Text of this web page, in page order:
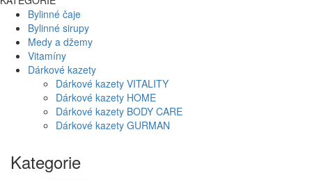
Bylinné čaje
Bylinné sirupy
Medy a džemy
Vitamíny
Dárkové kazety
Dárkové kazety VITALITY
Dárkové kazety HOME
Dárkové kazety BODY CARE
Dárkové kazety GURMAN
Kategorie